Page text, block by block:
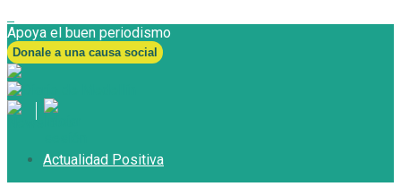
Apoya el buen periodismo
Donale a una causa social
Actualidad Positiva